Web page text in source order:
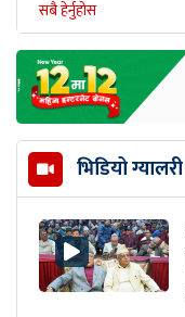
सबै हेर्नुहोस
भिडियो ग्यालरी